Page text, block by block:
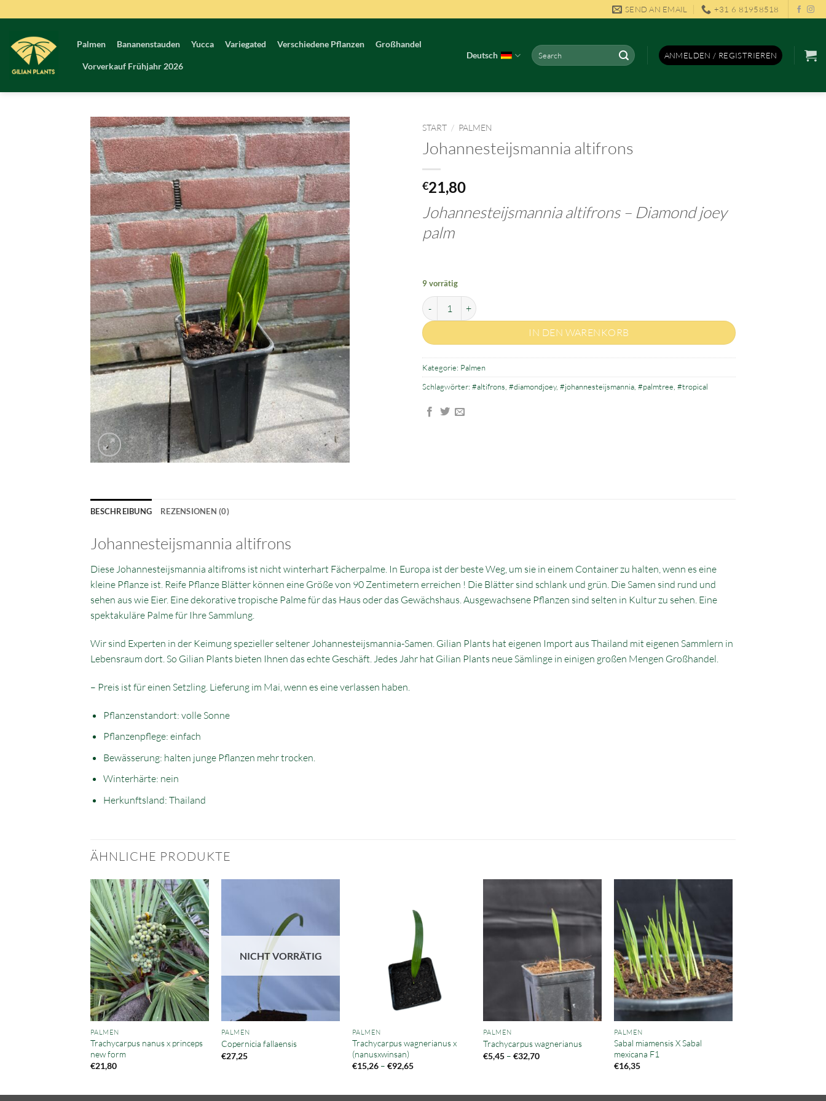
Inhalt
springen
SEND AN EMAIL +31 6 81958518
Palmen Bananenstauden Yucca Variegated Verschiedene Pflanzen Großhandel
Vorverkauf Frühjahr 2026
Deutsch
Suchen
nach:
ANMELDEN / REGISTRIEREN
START / PALMEN
Johannesteijsmannia altifrons
€21,80
Johannesteijsmannia altifrons – Diamond joey
palm
9 vorrätig
Johannesteijsmannia altifrons Menge
IN DEN WARENKORB
Kategorie: Palmen
Schlagwörter: #altifrons #diamondjoey, #johannesteijsmannia #palmtree #tropical
BESCHREIBUNG REZENSIONEN (0)
Johannesteijsmannia altifrons
Diese Johannesteijsmannia altifroms ist nicht winterhart Fächerpalme. In Europa ist der beste Weg, um sie in einem Container zu halten, wenn es eine
kleine Pflanze ist. Reife Pflanze Blätter können eine Größe von 90 Zentimetern erreichen ! Die Blätter sind schlank und grün. Die Samen sind rund und
sehen aus wie Eier. Eine dekorative tropische Palme für das Haus oder das Gewächshaus. Ausgewachsene Pflanzen sind selten in Kultur zu sehen. Eine
spektakuläre Palme für Ihre Sammlung.
Wir sind Experten in der Keimung spezieller seltener Johannesteijsmannia-Samen. Gilian Plants hat eigenen Import aus Thailand mit eigenen Sammlern in
Lebensraum dort. So Gilian Plants bieten Ihnen das echte Geschäft. Jedes Jahr hat Gilian Plants neue Sämlinge in einigen großen Mengen Großhandel.
– Preis ist für einen Setzling. Lieferung im Mai, wenn es eine verlassen haben.
Pflanzenstandort: volle Sonne
Pflanzenpflege: einfach
Bewässerung: halten junge Pflanzen mehr trocken.
Winterhärte: nein
Herkunftsland: Thailand
ÄHNLICHE PRODUKTE
PALMEN
Trachycarpus nanus x princeps
new form
€21,80
NICHT VORRÄTIG
PALMEN
Copernicia fallaensis
€27,25
PALMEN
Trachycarpus wagnerianus x
(nanusxwinsan)
€15,26 – €92,65Preisspanne:
PALMEN
Trachycarpus wagnerianus
€5,45 – €32,70Preisspanne:
PALMEN
Sabal miamensis X Sabal
mexicana F1
€16,35